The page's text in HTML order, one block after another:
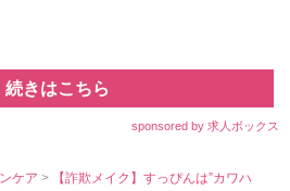
続きはこちら
sponsored by 求人ボックス
ケア>
【詐欺メイク】すっぴんは”カワハ